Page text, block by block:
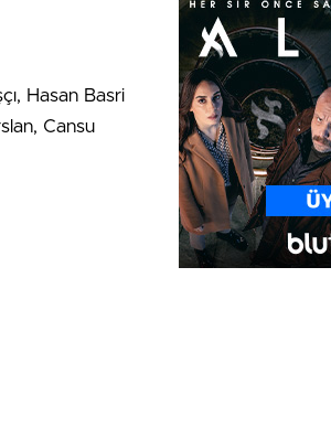
Hasan Basri
Cansu